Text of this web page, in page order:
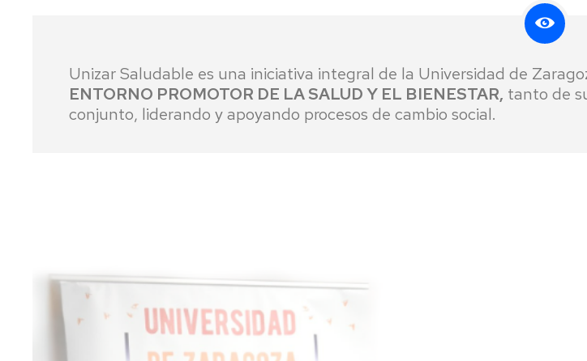
Unizar Saludable es una iniciativa integral de la Universidad de
ENTORNO PROMOTOR DE LA SALUD Y EL BIENESTAR, tanto de
conjunto, liderando y apoyando procesos de cambio social.